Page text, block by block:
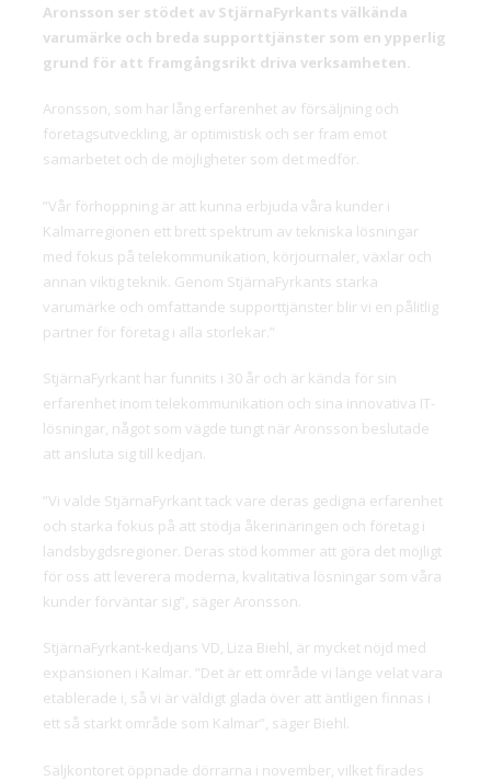
Aronsson ser stödet av StjärnaFyrkants välkända
varumärke och breda supporttjänster som en ypperlig
grund för att framgångsrikt driva verksamheten.
Aronsson, som har lång erfarenhet av försäljning och
företagsutveckling, är optimistisk och ser fram emot
samarbetet och de möjligheter som det medför.
”Vår förhoppning är att kunna erbjuda våra kunder i
Kalmarregionen ett brett spektrum av tekniska lösningar
med fokus på telekommunikation, körjournaler, växlar och
annan viktig teknik. Genom StjärnaFyrkants starka
varumärke och omfattande supporttjänster blir vi en pålitlig
partner för företag i alla storlekar.”
StjärnaFyrkant har funnits i 30 år och är kända för sin
erfarenhet inom telekommunikation och sina innovativa IT-
lösningar, något som vägde tungt när Aronsson beslutade
att ansluta sig till kedjan.
”Vi valde StjärnaFyrkant tack vare deras gedigna erfarenhet
och starka fokus på att stödja åkerinäringen och företag i
landsbygdsregioner. Deras stöd kommer att göra det möjligt
för oss att leverera moderna, kvalitativa lösningar som våra
kunder förväntar sig”, säger Aronsson.
StjärnaFyrkant-kedjans VD, Liza Biehl, är mycket nöjd med
expansionen i Kalmar. ”Det är ett område vi länge velat vara
etablerade i, så vi är väldigt glada över att äntligen finnas i
ett så starkt område som Kalmar”, säger Biehl.
Säljkontoret öppnade dörrarna i november, vilket firades